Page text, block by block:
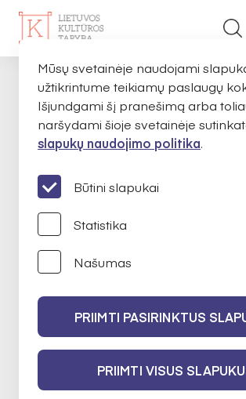
PAGRINDINISORGANIZACIJOMS
Mėgėjų meno
Paraiškos priimamos nuo
birželio 26 d.
Paraiškos priimamos iki
9 d.
Mūsų svetainėje naudojami
užtikrintume teikiamų paslaugų
Išjundgami šį pranešimą arba
naršydami šioje svetainėje
slapukų naudojimo politika.
Būtini slapukai
Statistika
Našumas
PRIIMTI PASIRINKTUS
PRIIMTI VISUS